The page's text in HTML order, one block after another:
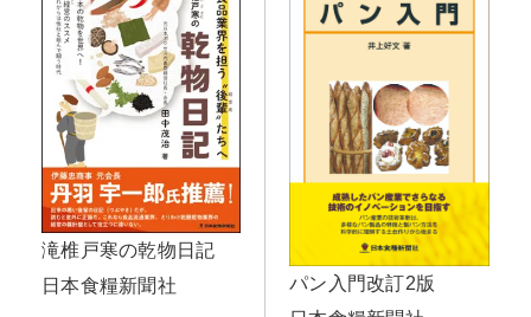
滝椎戸寒の乾物日記
日本食糧新聞社
パン入門改訂2版